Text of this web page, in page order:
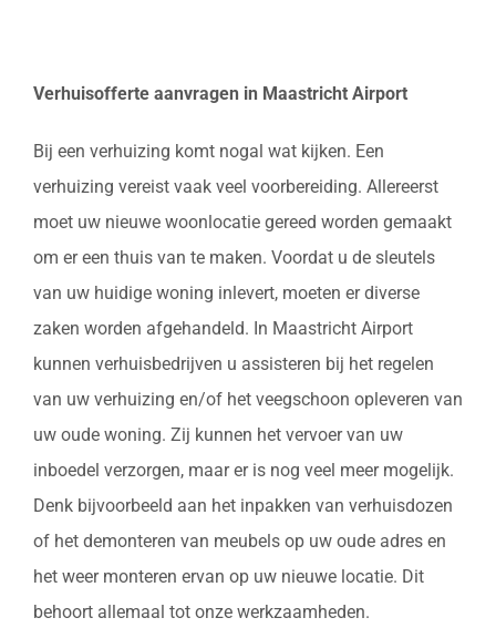
Verhuisofferte aanvragen in Maastricht Airport
Bij een verhuizing komt nogal wat kijken. Een
verhuizing vereist vaak veel voorbereiding. Allereerst
moet uw nieuwe woonlocatie gereed worden gemaakt
om er een thuis van te maken. Voordat u de sleutels
van uw huidige woning inlevert, moeten er diverse
zaken worden afgehandeld. In Maastricht Airport
kunnen verhuisbedrijven u assisteren bij het regelen
van uw verhuizing en/of het veegschoon opleveren van
uw oude woning. Zij kunnen het vervoer van uw
inboedel verzorgen, maar er is nog veel meer mogelijk.
Denk bijvoorbeeld aan het inpakken van verhuisdozen
of het demonteren van meubels op uw oude adres en
het weer monteren ervan op uw nieuwe locatie. Dit
behoort allemaal tot onze werkzaamheden.